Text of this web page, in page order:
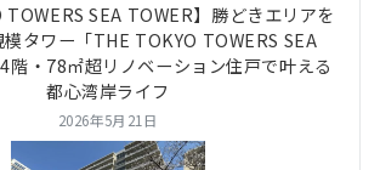
TOWERS SEA TOWER】勝どきエリアを
タワー「THE TOKYO TOWERS SEA
・78㎡超リノベーション住戸で叶える
都心湾岸ライフ
2026年5月21日